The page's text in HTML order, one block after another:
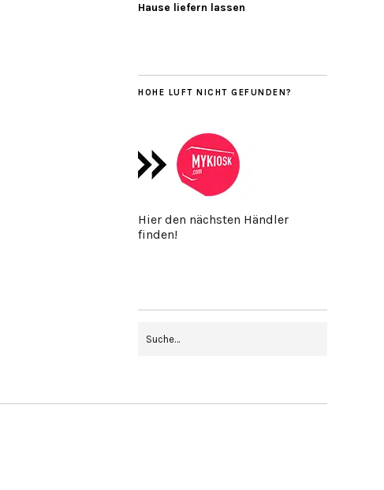
Hause liefern lassen
HOHE LUFT NICHT GEFUNDEN?
Hier den nächsten Händler
finden!